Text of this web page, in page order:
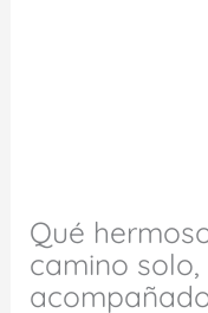
Qué
camino